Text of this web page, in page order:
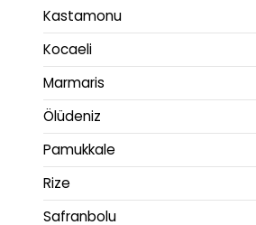
Kastamonu
Kocaeli
Marmaris
Ölüdeniz
Pamukkale
Rize
Safranbolu